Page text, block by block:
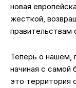
новая
жесткой,
правительствам
Теперь о нашем,
начиная с самой
это территория